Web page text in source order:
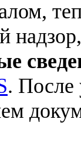
. После